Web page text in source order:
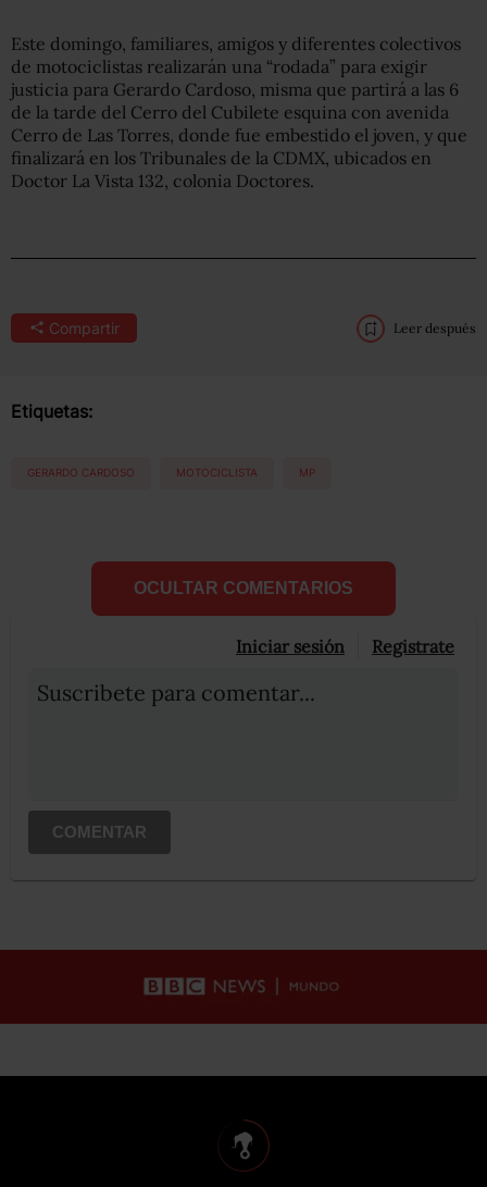
Este domingo, familiares, amigos y diferentes colectivos
de motociclistas realizarán una “rodada” para exigir
justicia para Gerardo Cardoso, misma que partirá a las 6
de la tarde del Cerro del Cubilete esquina con avenida
Cerro de Las Torres, donde fue embestido el joven, y que
finalizará en los Tribunales de la CDMX, ubicados en
Doctor La Vista 132, colonia Doctores.
Compartir Leer después
Etiquetas:
GERARDO CARDOSO MOTOCICLISTA MP
OCULTAR COMENTARIOS
Iniciar sesión Registrate
Suscribete para comentar...
COMENTAR